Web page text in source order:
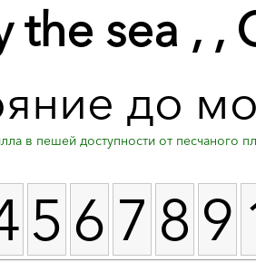
the sea , ,
до
в пешей доступности от песчаного
5 6 7 8 9